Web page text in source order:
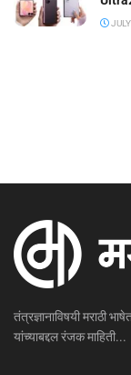
तंत्रज्ञानाविषयी मराठी
यांच्याबद्दल रंजक माहिती...